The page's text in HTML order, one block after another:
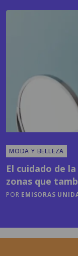
MODA Y BELLEZA
El cuidado de
zonas que
POR EMISORAS